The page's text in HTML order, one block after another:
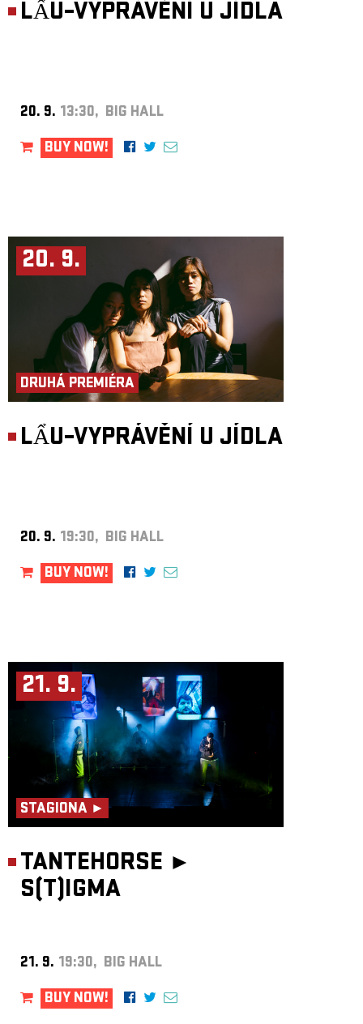
LẨU–VYPRÁVĚNÍ U JÍDLA
20. 9. 13:30, BIG HALL
BUY NOW!
20. 9.
DRUHÁ PREMIÉRA
LẨU–VYPRÁVĚNÍ U JÍDLA
20. 9. 19:30, BIG HALL
BUY NOW!
21. 9.
STAGIONA ►
TANTEHORSE ►
S(T)IGMA
21. 9. 19:30, BIG HALL
BUY NOW!